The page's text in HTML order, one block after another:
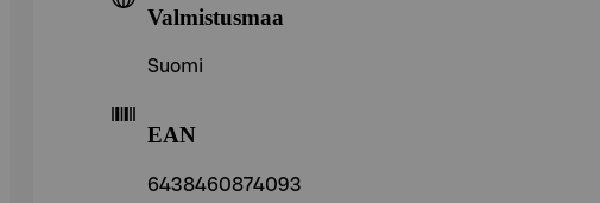
Valmistusmaa
Suomi
EAN
6438460874093